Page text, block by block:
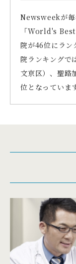
Newsweekが毎
「World's
院が46位にラン
院ランキングで
文京区）、聖路
位となっています